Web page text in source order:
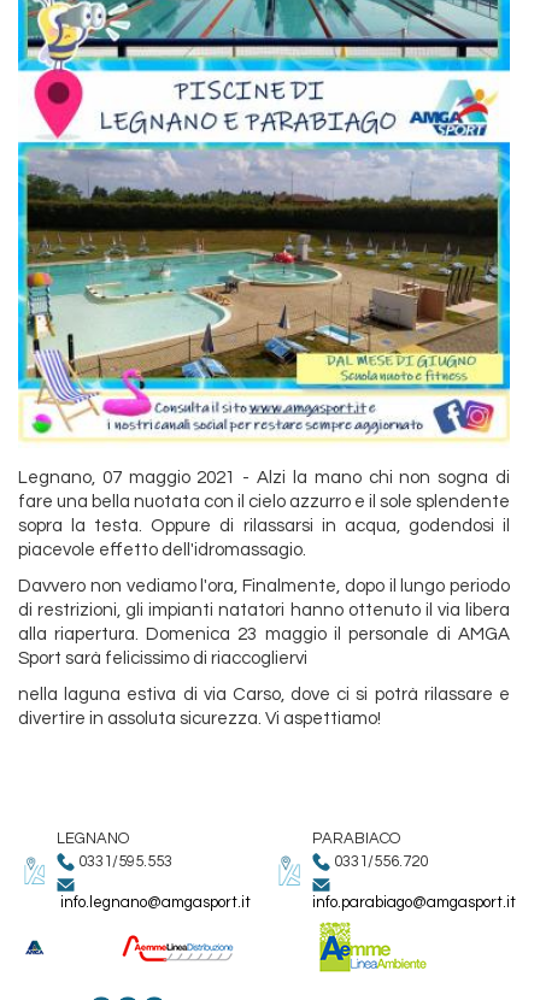
Legnano, 07 maggio 2021 - Alzi la mano chi non sogna di
fare una bella nuotata con il cielo azzurro e il sole splendente
sopra la testa. Oppure di rilassarsi in acqua, godendosi il
piacevole effetto dell'idromassagio.
Davvero non vediamo l'ora, Finalmente, dopo il lungo periodo
di restrizioni, gli impianti natatori hanno ottenuto il via libera
alla riapertura. Domenica 23 maggio il personale di AMGA
Sport sarà felicissimo di riaccogliervi
nella laguna estiva di via Carso, dove ci si potrà rilassare e
divertire in assoluta sicurezza. Vi aspettiamo!
LEGNANO
PARABIACO
0331/595.553
0331/556.720
info.legnano@amgasport.it info.parabiago@amgasport.it